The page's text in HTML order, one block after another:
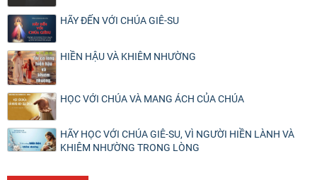
HÃY ĐẾN VỚI CHÚA GIÊ-SU
HIỀN HẬU VÀ KHIÊM NHƯỜNG
HỌC VỚI CHÚA VÀ MANG ÁCH CỦA CHÚA
HÃY HỌC VỚI CHÚA GIÊ-SU, VÌ NGƯỜI HIỀN LÀNH VÀ
KHIÊM NHƯỜNG TRONG LÒNG